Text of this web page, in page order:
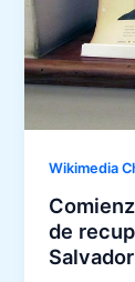
Wikimedia
de